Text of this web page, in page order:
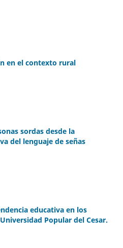
en el contexto rural
sordas desde la
del lenguaje de señas
educativa en los
Popular del Cesar.